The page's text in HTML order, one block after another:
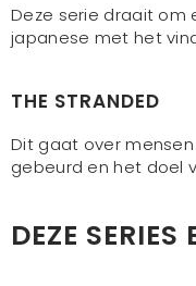
Deze serie draait om
japanese met het
THE STRANDED
Dit gaat over
gebeurd en het doel
DEZE